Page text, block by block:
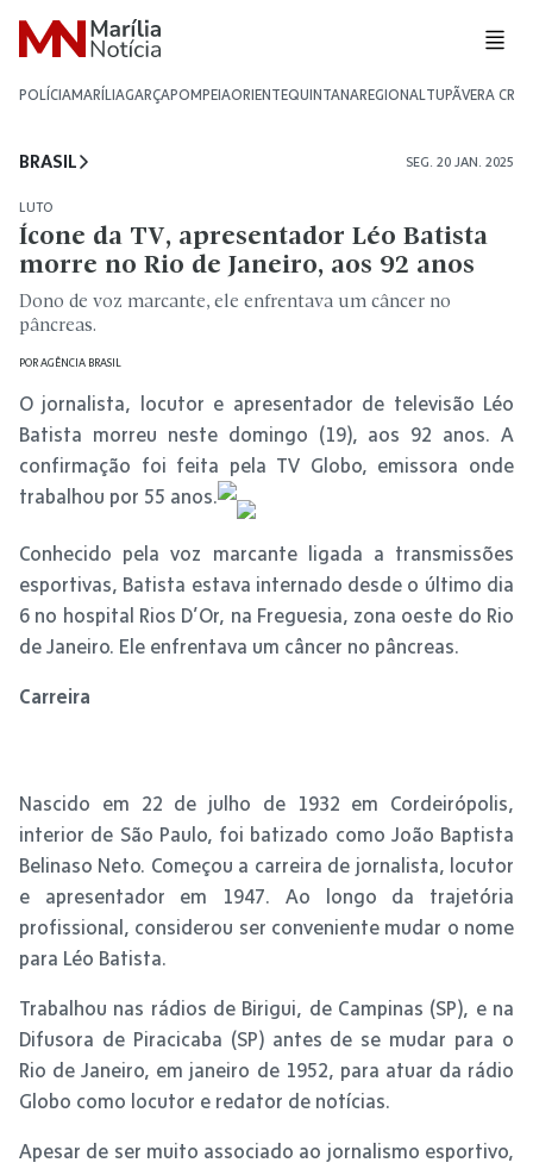
POLÍCIAMARÍLIAGARÇAPOMPEIAORIENTEQUINTANAREGIONALTUPÃVERA CRUZ
BRASIL SEG. 20 JAN. 2025
LUTO
Ícone da TV, apresentador Léo Batista
morre no Rio de Janeiro, aos 92 anos
Dono de voz marcante, ele enfrentava um câncer no
pâncreas.
PORAGÊNCIA BRASIL
O jornalista, locutor e apresentador de televisão Léo
Batista morreu neste domingo (19), aos 92 anos. A
confirmação foi feita pela TV Globo, emissora onde
trabalhou por 55 anos.
Conhecido pela voz marcante ligada a transmissões
esportivas, Batista estava internado desde o último dia
6 no hospital Rios D’Or, na Freguesia, zona oeste do Rio
de Janeiro. Ele enfrentava um câncer no pâncreas.
Carreira
Nascido em 22 de julho de 1932 em Cordeirópolis,
interior de São Paulo, foi batizado como João Baptista
Belinaso Neto. Começou a carreira de jornalista, locutor
e apresentador em 1947. Ao longo da trajetória
profissional, considerou ser conveniente mudar o nome
para Léo Batista.
Trabalhou nas rádios de Birigui, de Campinas (SP), e na
Difusora de Piracicaba (SP) antes de se mudar para o
Rio de Janeiro, em janeiro de 1952, para atuar da rádio
Globo como locutor e redator de notícias.
Apesar de ser muito associado ao jornalismo esportivo,